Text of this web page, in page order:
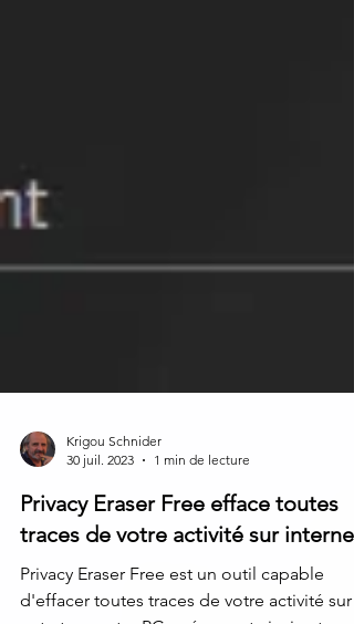
30 juil. 2023
1 min de lecture
Privacy Eraser Free efface toutes
traces de votre activité sur internet
Privacy Eraser Free est un outil capable